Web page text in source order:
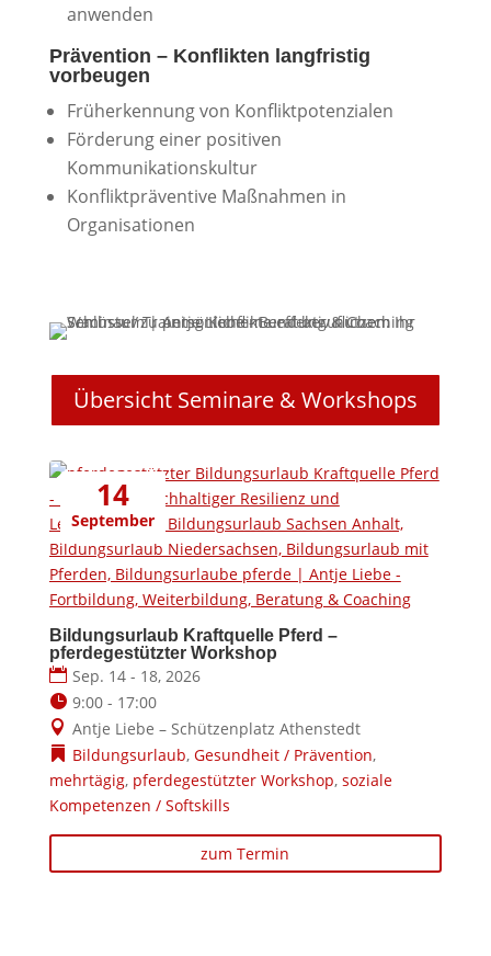
anwenden
Prävention – Konflikten langfristig
vorbeugen
Früherkennung von Konfliktpotenzialen
Förderung einer positiven
Kommunikationskultur
Konfliktpräventive Maßnahmen in
Organisationen
Übersicht Seminare & Workshops
14
September
Bildungsurlaub Kraftquelle Pferd –
pferdegestützter Workshop
Sep. 14 - 18, 2026
9:00 - 17:00
Antje Liebe – Schützenplatz Athenstedt
Bildungsurlaub, Gesundheit / Prävention,
mehrtägig, pferdegestützter Workshop, soziale
Kompetenzen / Softskills
zum Termin